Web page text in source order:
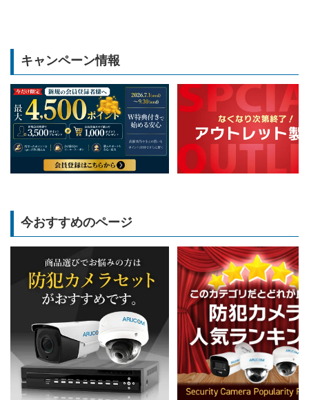
キャンペーン情報
今おすすめのページ